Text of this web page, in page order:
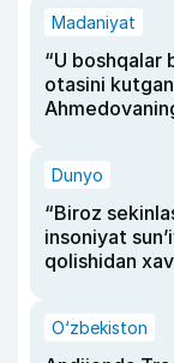
Madaniyat
“U boshqalar
otasini
Dunyo
“Biroz
insoniyat
qolishidan
O‘zbekiston